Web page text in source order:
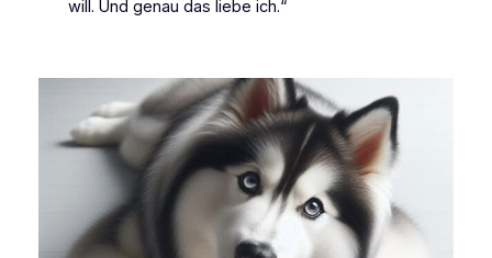
will. Und genau das liebe ich.“